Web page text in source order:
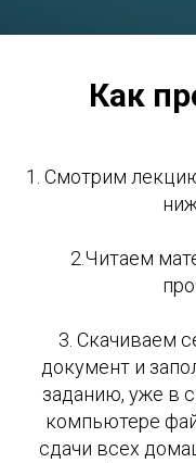
Как
1. Смотрим
2.Читаем
3. Скачиваем
документ и
заданию, уже в
компьютере
сдачи всех